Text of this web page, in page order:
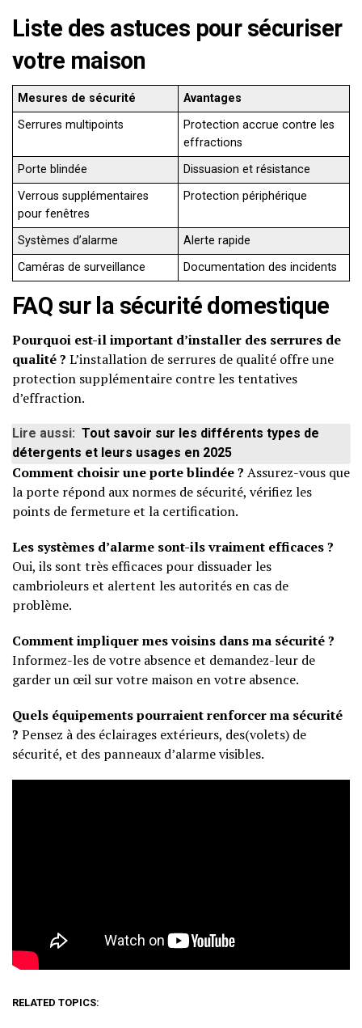
Liste des astuces pour sécuriser
votre maison
Mesures de sécurité
Avantages
Serrures multipoints
Protection accrue contre les
effractions
Porte blindée
Dissuasion et résistance
Verrous supplémentaires
pour fenêtres
Protection périphérique
Systèmes d’alarme
Alerte rapide
Caméras de surveillance
Documentation des incidents
FAQ sur la sécurité domestique
Pourquoi est-il important d’installer des serrures de
qualité ? L’installation de serrures de qualité offre une
protection supplémentaire contre les tentatives
d’effraction.
Lire aussi: Tout savoir sur les différents types de
détergents et leurs usages en 2025
Comment choisir une porte blindée ? Assurez-vous que
la porte répond aux normes de sécurité, vérifiez les
points de fermeture et la certification.
Les systèmes d’alarme sont-ils vraiment efficaces ?
Oui, ils sont très efficaces pour dissuader les
cambrioleurs et alertent les autorités en cas de
problème.
Comment impliquer mes voisins dans ma sécurité ?
Informez-les de votre absence et demandez-leur de
garder un œil sur votre maison en votre absence.
Quels équipements pourraient renforcer ma sécurité
? Pensez à des éclairages extérieurs, des(volets) de
sécurité, et des panneaux d’alarme visibles.
RELATED TOPICS: